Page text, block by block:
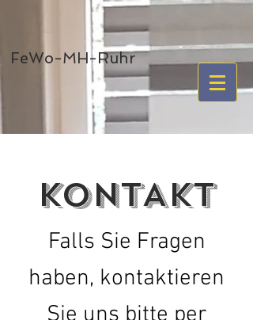
FeWo-MH-Ruhr
KONTAKT
Falls Sie Fragen
haben, kontaktieren